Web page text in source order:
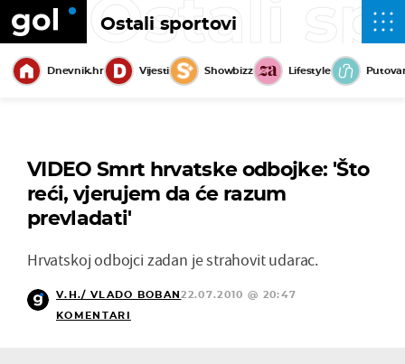
Ostali sportovi
Ostali
Dnevnik.hr Vijesti Showbizz Lifestyle
VIDEO Smrt hrvatske odbojke: 'Što
reći, vjerujem da će razum
prevladati'
Hrvatskoj odbojci zadan je strahovit udarac.
V.H./ VLADO BOBAN22.07.2010 @ 20:47
KOMENTARI